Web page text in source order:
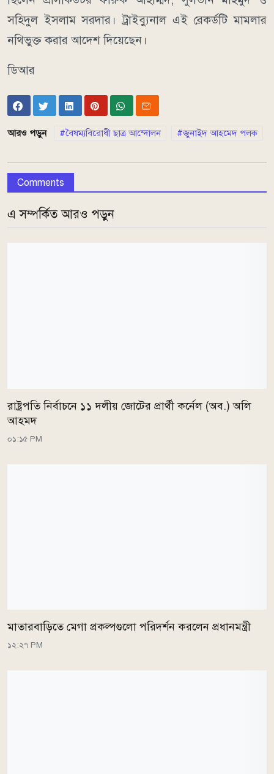
সহিদুল ইসলাম সরদার। ট্রাইব্যুনাল এই রেকর্ডটি মামলার
নথিভুক্ত করার আদেশ দিয়েছেন।
ডিআর
আরও পড়ুন বৈষম্যবিরোধী ছাত্র আন্দোলন জুনাইদ আহমেদ পলক
Comments
এ সম্পর্কিত আরও পড়ুন
রাষ্ট্রপতি নির্বাচনে ১১ দলীয় জোটের প্রার্থী কর্নেল (অব.) অলি
আহমদ
০১:১৫ PM
মাতারবাড়িতে মেগা প্রকল্পগুলো পরিদর্শন করলেন প্রধানমন্ত্রী
১২:২৭ PM